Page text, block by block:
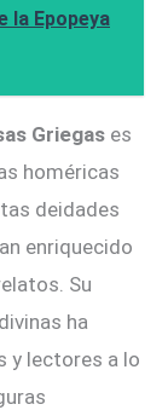
la Epopeya
Griegas es
homéricas
deidades
enriquecido
Su
ha
y lectores a lo